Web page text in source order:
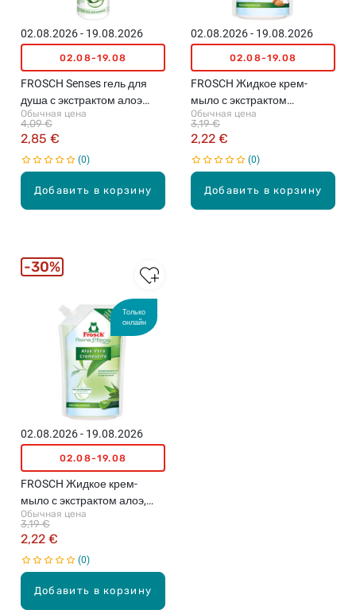
Добавить в корзину
02.08.2026 - 19.08.2026
02.08-19.08
FROSCH Senses гель для
душа с экстрактом алоэ
вера, 300мл
Обычная цена
2,85 €
4,09 €
0
Добавить в корзину
02.08.2026 - 19.08.2026
02.08-19.08
FROSCH Жидкое крем-
мыло с экстрактом
миндального молока,
резерв, 500мл
Обычная цена
2,22 €
3,19 €
0
Только
онлайн
Добавить в корзину
02.08.2026 - 19.08.2026
02.08-19.08
FROSCH Жидкое крем-
мыло с экстрактом алоэ,
резерв, 500мл
Обычная цена
2,22 €
3,19 €
0
30%